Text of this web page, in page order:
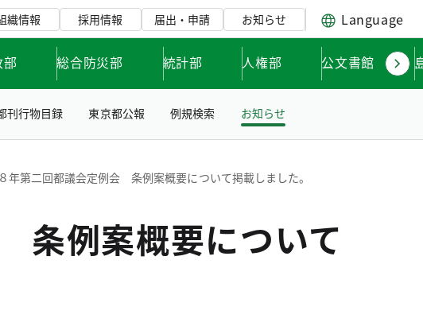
織情報 採用情報 届出・申請 お知らせ Language
部 総合防災部 統計部 人権部 公文書館
刊行物目録 東京都公報 例規検索 お知らせ
年第二回都議会定例会 条例案概要について掲載しました。
条例案概要について